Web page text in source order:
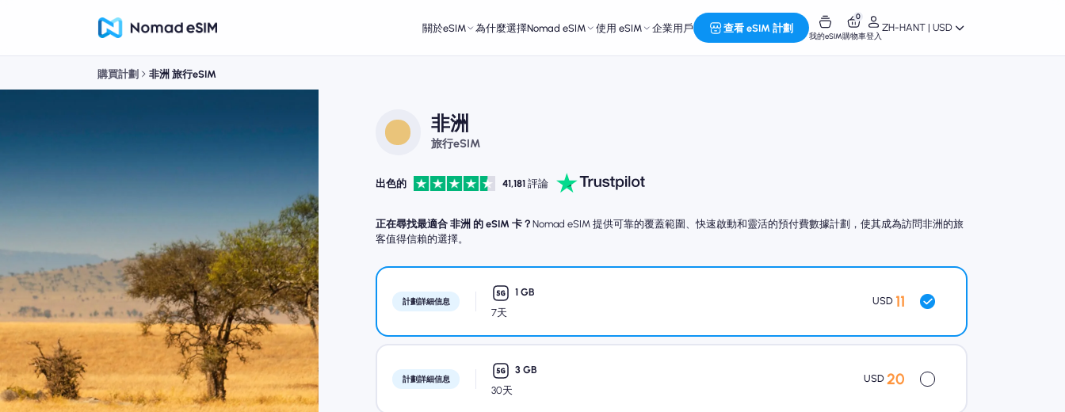
關於eSIM 為什麼選擇Nomad eSIM 使用 eSIM 企業用戶 查看 eSIM 計劃
我的eSIM
0
購物車登入
ZH-HANT | USD
購買計劃 非洲 旅行eSIM
非洲
旅行eSIM
出色的 41,181 評論
正在尋找最適合 非洲 的 eSIM 卡？ Nomad eSIM 提供可靠的覆蓋範圍、快速啟動和靈活的預付費數據計劃，使其成為訪問非洲的旅
客值得信賴的選擇。
計劃詳細信息
1 GB
7天
USD 11
計劃詳細信息
3 GB
30天
USD 20